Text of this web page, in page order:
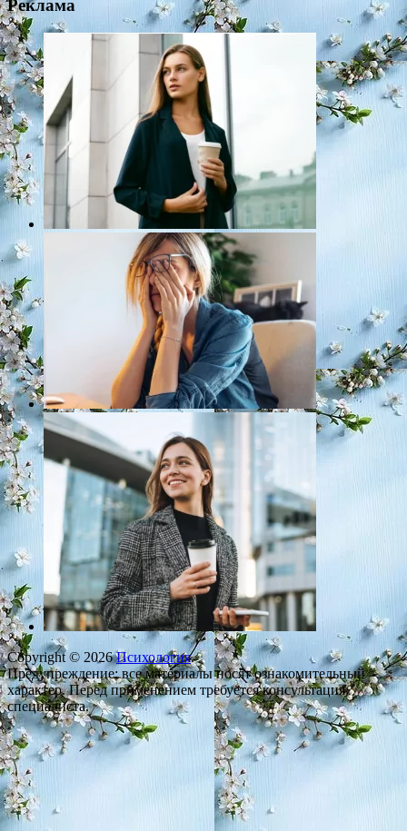
Реклама
Copyright © 2026Психология.
Предупреждение: все материалы носят ознакомительный
характер. Перед применением требуется консультация
специалиста.